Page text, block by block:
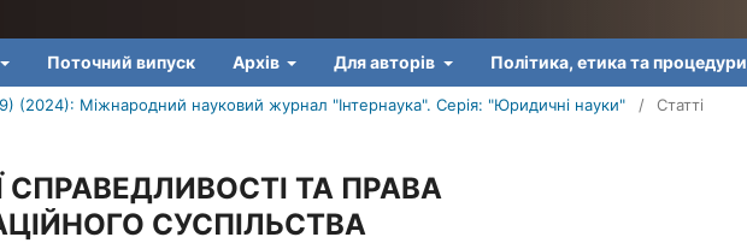
Поточний випуск Архів Для авторів Політика, етика та процедури
(2024): Міжнародний науковий журнал "Інтернаука". Серія: "Юридичні науки" / Статті
СПРАВЕДЛИВОСТІ ТА ПРАВА
СУСПІЛЬСТВА